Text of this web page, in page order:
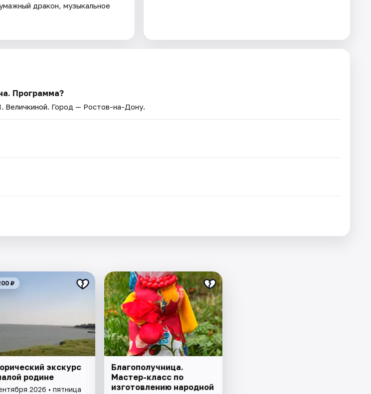
дракон, музыкальное
Программа?
Величкиной. Город — Ростов-на-Дону.
₽
экскурс
родине
2026 • пятница
Благополучница.
Мастер-класс по
изготовлению народной